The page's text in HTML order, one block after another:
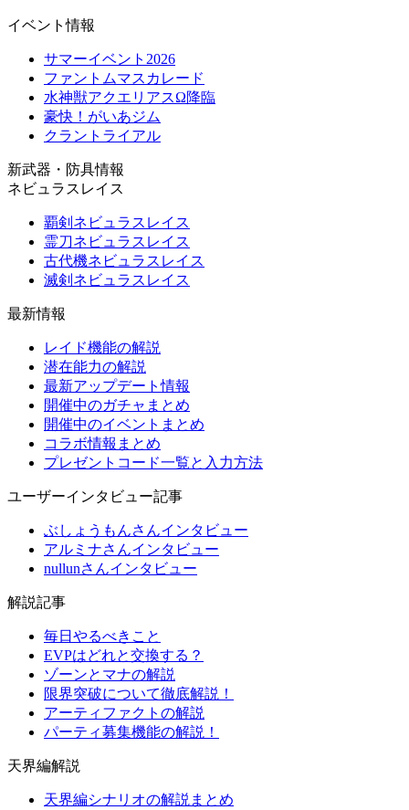
イベント情報
サマーイベント2026
ファントムマスカレード
水神獣アクエリアスΩ降臨
豪快！がいあジム
クラントライアル
新武器・防具情報
ネビュラスレイス
覇剣ネビュラスレイス
霊刀ネビュラスレイス
古代機ネビュラスレイス
滅剣ネビュラスレイス
最新情報
レイド機能の解説
潜在能力の解説
最新アップデート情報
開催中のガチャまとめ
開催中のイベントまとめ
コラボ情報まとめ
プレゼントコード一覧と入力方法
ユーザーインタビュー記事
ぶしょうもんさんインタビュー
アルミナさんインタビュー
nullunさんインタビュー
解説記事
毎日やるべきこと
EVPはどれと交換する？
ゾーンとマナの解説
限界突破について徹底解説！
アーティファクトの解説
パーティ募集機能の解説！
天界編解説
天界編シナリオの解説まとめ